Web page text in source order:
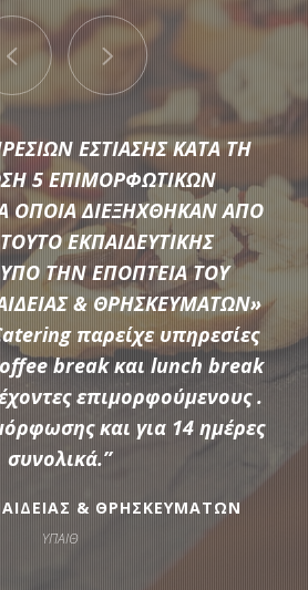
τις πιο σύγχρονες προτάσεις της
τον εξοπλισμό που διαθέτει η
να υποστηρίξουμε τις ξεχωριστές
κάθε εκδήλωσης.
ΠΕΡΙΣΣΟΤΕΡΑ
ΕΣΤΙΑΣΗΣ ΚΑΤΑ ΤΗ
5 ΕΠΙΜΟΡΦΩΤΙΚΩΝ
ΟΠΟΙΑ ΔΙΕΞΗΧΘΗΚΑΝ ΑΠΟ
ΕΚΠΑΙΔΕΥΤΙΚΗΣ
ΤΗΝ ΕΠΟΠΤΕΙΑ ΤΟΥ
& ΘΡΗΣΚΕΥΜΑΤΩΝ»
παρείχε υπηρεσίες
break και lunch break
επιμορφούμενους .
και για 14 ημέρες
συνολικά.”
& ΘΡΗΣΚΕΥΜΑΤΩΝ
ΥΠΑΙΘ